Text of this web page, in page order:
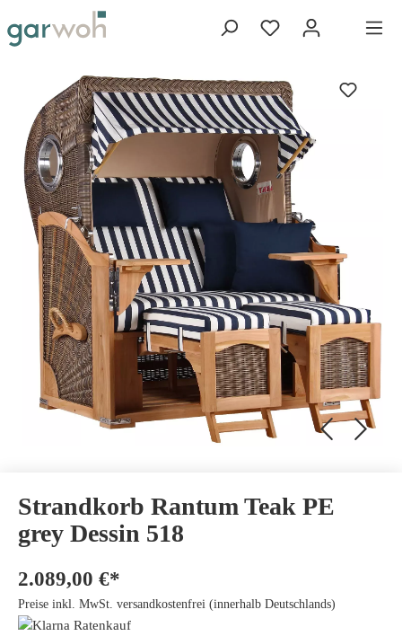
Strandkorb Rantum Teak PE
grey Dessin 518
2.089,00 €*
Preise inkl. MwSt. versandkostenfrei (innerhalb Deutschlands)